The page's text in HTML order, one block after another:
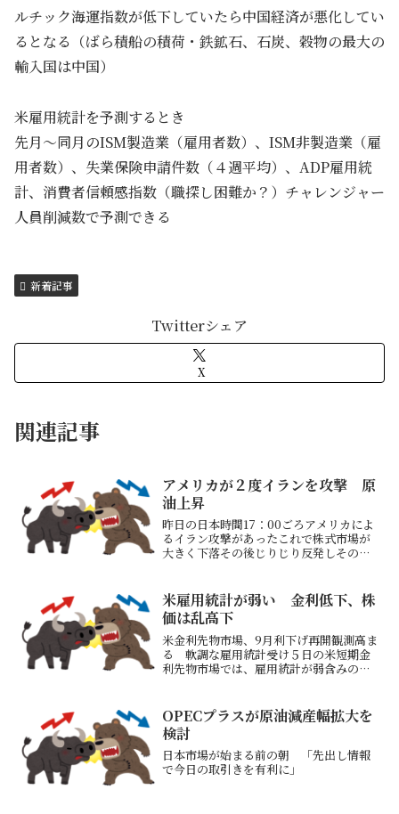
ルチック海運指数が低下していたら中国経済が悪化してい
るとなる（ばら積船の積荷・鉄鉱石、石炭、穀物の最大の
輸入国は中国）
米雇用統計を予測するとき
先月～同月のISM製造業（雇用者数）、ISM非製造業（雇
用者数）、失業保険申請件数（４週平均）、ADP雇用統
計、消費者信頼感指数（職探し困難か？）チャレンジャー
人員削減数で予測できる
新着記事
Twitterシェア
X
関連記事
アメリカが２度イランを攻撃 原
油上昇
昨日の日本時間17：00ごろアメリカによ
るイラン攻撃があったこれで株式市場が
大きく下落その後じりじり反発しその下
の報道もあり「あいつらは嘘つき」トラ
ンプ大統領 イランと...
米雇用統計が弱い 金利低下、株
価は乱高下
米金利先物市場、9月利下げ再開観測高ま
る 軟調な雇用統計受け５日の米短期金
利先物市場では、雇用統計が弱含みの内
開市場委員会（ＦＯＭＣ）で利下げを再
開するとの見方が強まっ...
OPECプラスが原油減産幅拡大を
検討
日本市場が始まる前の朝 「先出し情報
で今日の取引きを有利に」